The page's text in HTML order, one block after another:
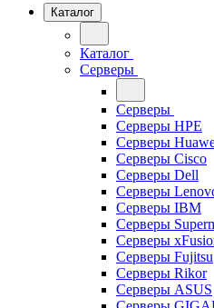
Каталог
Каталог
Серверы
Серверы
Серверы HPE
Серверы
Серверы Cisco
Серверы Dell
Серверы
Серверы IBM
Серверы
Серверы
Серверы Fujitsu
Серверы Rikor
Серверы ASUS